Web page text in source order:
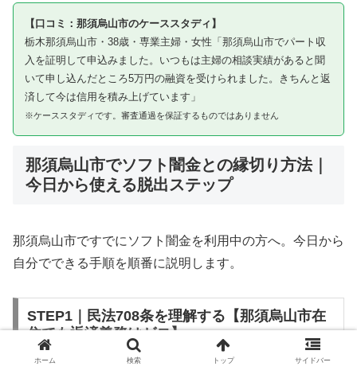
【口コミ：那須烏山市のケーススタディ】
栃木那須烏山市・38歳・専業主婦・女性「那須烏山市でパート収
入を証明して申込みました。いつもは主婦の相談実績があると聞
いて申し込んだところ5万円の融資を受けられました。きちんと返
済して今は信用を積み上げています」
※ケーススタディです。審査通過を保証するものではありません
那須烏山市でソフト闇金との縁切り方法｜
今日から使える脱出ステップ
那須烏山市ですでにソフト闇金を利用中の方へ。今日から
自分でできる手順を順番に説明します。
STEP1｜民法708条を理解する【那須烏山市在
住でも返済義務はゼロ】
ホーム 検索 トップ サイドバー